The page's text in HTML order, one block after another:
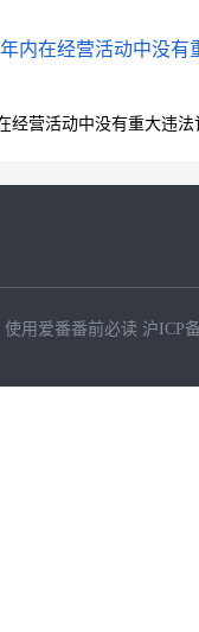
内在经营活动中没有
经营活动中没有重大违
使用爱番番前必读 沪ICP